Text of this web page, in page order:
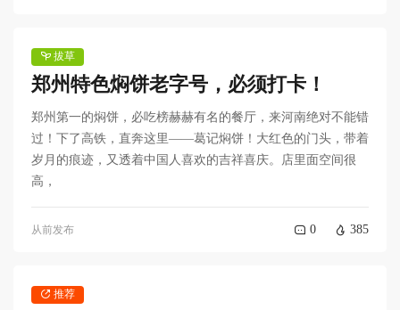
拔草
郑州特色焖饼老字号，必须打卡！
郑州第一的焖饼，必吃榜赫赫有名的餐厅，来河南绝对不能错
过！下了高铁，直奔这里——葛记焖饼！大红色的门头，带着
岁月的痕迹，又透着中国人喜欢的吉祥喜庆。店里面空间很
高，
从前发布 0 385
推荐